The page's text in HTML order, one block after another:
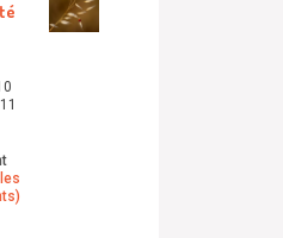
11